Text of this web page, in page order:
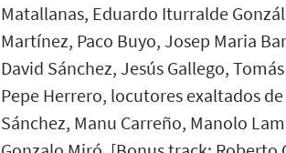
Matallanas, Eduardo Iturralde
Martínez, Paco Buyo, Josep Maria
David Sánchez, Jesús Gallego,
Pepe Herrero, locutores exaltados
Sánchez, Manu Carreño, Manolo